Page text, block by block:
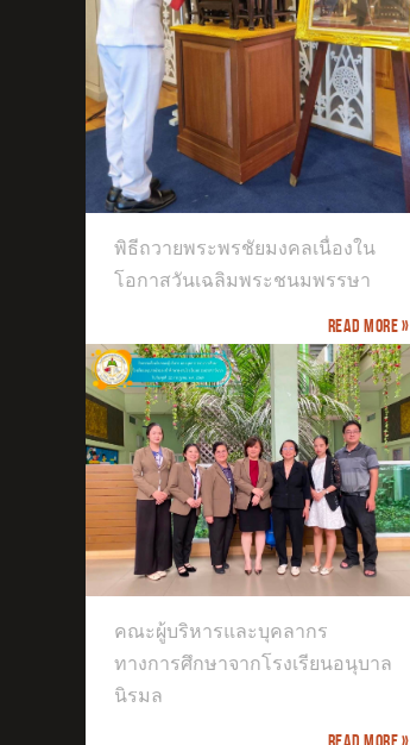
พิธีถวายพระพรชัยมงคลเนื่องใน
โอกาสวันเฉลิมพระชนมพรรษา
Read more »
คณะผู้บริหารและบุคลากร
ทางการศึกษาจากโรงเรียนอนุบาล
นิรมล
Read more »
ประกอบพิธีทำบุญตักบาตร เนื่องใน